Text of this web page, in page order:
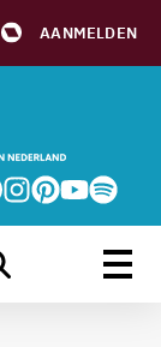
AANMELDEN